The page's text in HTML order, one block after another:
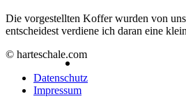
Die vorgestellten Koffer wurden von
entscheidest verdiene ich daran eine
© harteschale.com
Datenschutz
Impressum